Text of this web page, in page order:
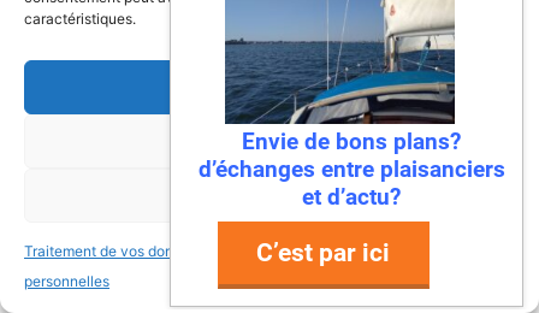
caractéristiques.
Accepter
Refuser
Voir les préférences
Traitement de vos données
personnelles
Traitement de vos données
personnelles
Envie de fraicheur ? Larguez les
Imaginez : des falaises vertigineuses qui
plongent dans une mer turquoise, des ports
Envie de bons plans?
d’échanges entre plaisanciers
et d’actu?
C’est par ici